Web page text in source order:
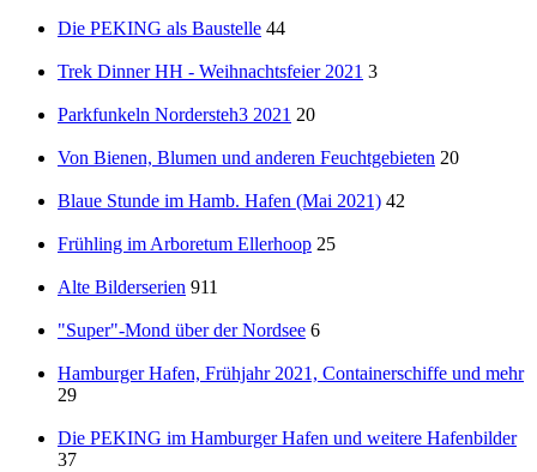
Die PEKING als Baustelle 44
Trek Dinner HH - Weihnachtsfeier 2021 3
Parkfunkeln Nordersteh3 2021 20
Von Bienen, Blumen und anderen Feuchtgebieten 20
Blaue Stunde im Hamb. Hafen (Mai 2021) 42
Frühling im Arboretum Ellerhoop 25
Alte Bilderserien 911
"Super"-Mond über der Nordsee 6
Hamburger Hafen, Frühjahr 2021, Containerschiffe und mehr
29
Die PEKING im Hamburger Hafen und weitere Hafenbilder
37